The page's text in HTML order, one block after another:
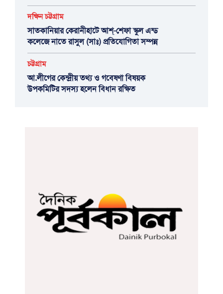
দক্ষিন চট্টগ্রাম
সাতকানিয়ার কেরানীহাটে আশ্-শেফা স্কুল এন্ড
কলেজে নাতে রাসুল (সাঃ) প্রতিযোগিতা সম্পন্ন
চট্টগ্রাম
আ.লীগের কেন্দ্রীয় তথ্য ও গবেষণা বিষয়ক
উপকমিটির সদস্য হলেন বিধান রক্ষিত